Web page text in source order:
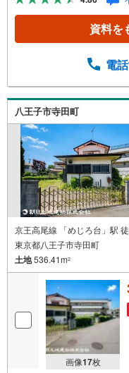
住宅ローンのご
ッフ25名でお
用意しておりま
可能です。 担
のご来社など、
境、お客様の希
す。お住まい探
にお任せくださ
資料を
電
八王子市寺田町
京王高尾線 「めじろ台」駅
東京都八王子市寺田町
土地536.41m2
画像17枚